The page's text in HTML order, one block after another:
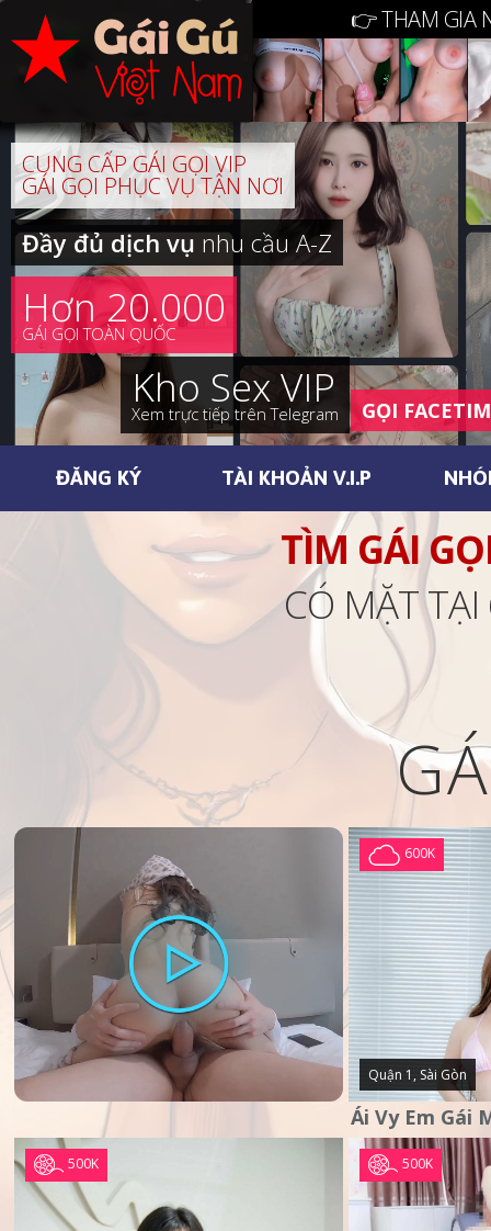
👉 THAM GIA
CUNG CẤP GÁI GỌI VIP
GÁI GỌI PHỤC VỤ TẬN NƠI
Đầy đủ dịch vụnhu cầu A-Z
Hơn 20.000
GÁI GỌI TOÀN QUỐC
Kho Sex VIP
Xem trực tiếp trên Telegram GỌI
ĐĂNG KÝ TÀI KHOẢN V.I.P
TÌM GÁI
CÓ MẶT
600K
Quận 1, Sài Gòn
500K 500K